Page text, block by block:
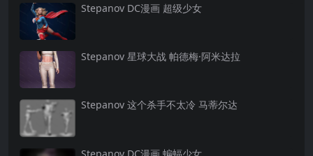
Stepanov DC漫画 超级少女
Stepanov 星球大战 帕德梅·阿米达拉
Stepanov 这个杀手不太冷 马蒂尔达
Stepanov DC漫画 蝙蝠少女